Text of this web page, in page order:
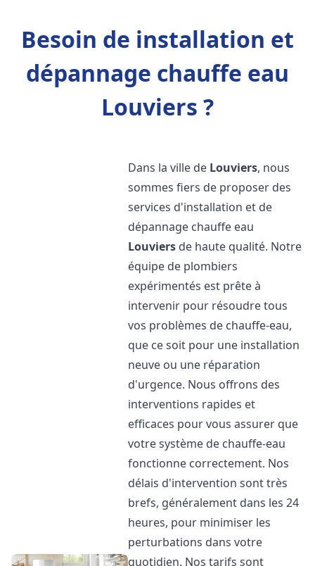
Besoin de installation et
dépannage chauffe eau
Louviers ?
Dans la ville de Louviers, nous
sommes fiers de proposer des
services d'installation et de
dépannage chauffe eau
Louviers de haute qualité. Notre
équipe de plombiers
expérimentés est prête à
intervenir pour résoudre tous
vos problèmes de chauffe-eau,
que ce soit pour une installation
neuve ou une réparation
d'urgence. Nous offrons des
interventions rapides et
efficaces pour vous assurer que
votre système de chauffe-eau
fonctionne correctement. Nos
délais d'intervention sont très
brefs, généralement dans les 24
heures, pour minimiser les
perturbations dans votre
quotidien. Nos tarifs sont